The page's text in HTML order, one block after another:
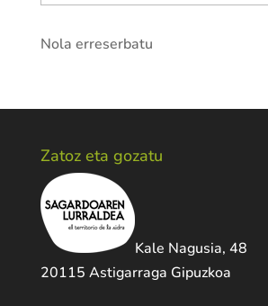
Nola erreserbatu
Zatoz eta gozatu
Kale Nagusia, 48
20115 Astigarraga Gipuzkoa